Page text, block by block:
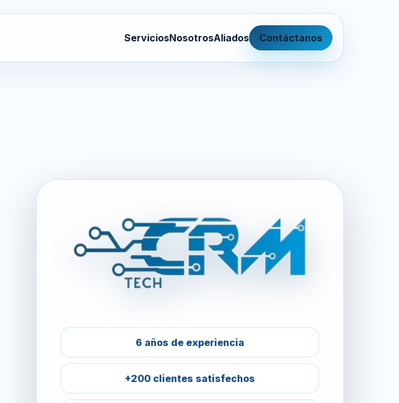
ServiciosNosotrosAliados Contáctanos
6 años de experiencia
+200 clientes satisfechos